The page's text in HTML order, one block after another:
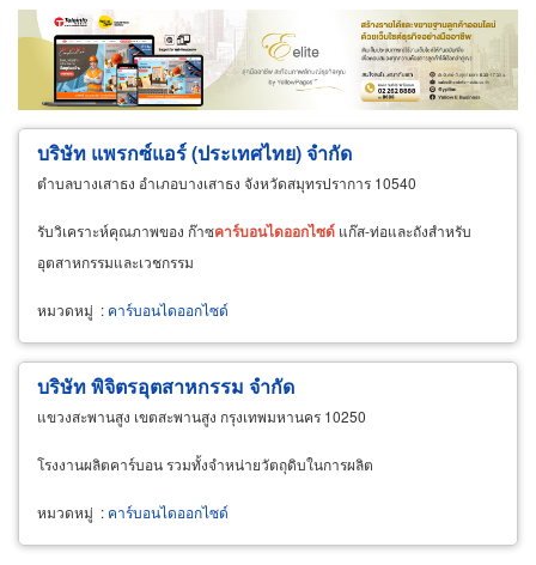
ขายส่ง ขายปลีก ผู้ผลิต
ตัวแทนจัดจำหน่าย
ผู้ส่งออก/นำเข้า
ธุรกิจบริการ
บริษัท แพรกซ์แอร์ (ประเทศไทย) จำกัด
ตำบลบางเสาธง อำเภอบางเสาธง จังหวัดสมุทรปราการ 10540
รับวิเคราะห์คุณภาพของ ก๊าซคาร์บอนไดออกไซด์ แก๊ส-ท่อและถังสำหรับ
อุตสาหกรรมและเวชกรรม
หมวดหมู่ : คาร์บอนไดออกไซด์
บริษัท พิจิตรอุตสาหกรรม จำกัด
แขวงสะพานสูง เขตสะพานสูง กรุงเทพมหานคร 10250
โรงงานผลิตคาร์บอน รวมทั้งจำหน่ายวัตถุดิบในการผลิต
หมวดหมู่ : คาร์บอนไดออกไซด์